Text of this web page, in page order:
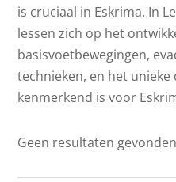
is cruciaal in Eskrima. In
lessen zich op het
basisvoetbewegingen,
technieken, en het
kenmerkend is voor
Geen resultaten